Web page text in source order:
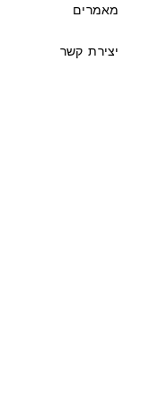
מאמרים
יצירת קשר